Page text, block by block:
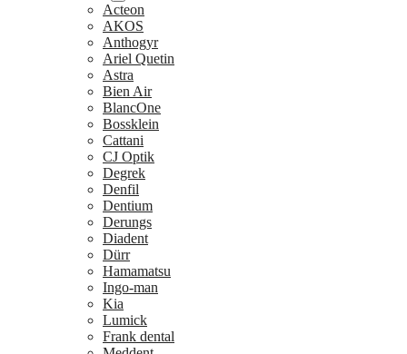
Acteon
AKOS
Anthogyr
Ariel Quetin
Astra
Bien Air
BlancOne
Bossklein
Cattani
CJ Optik
Degrek
Denfil
Dentium
Derungs
Diadent
Dürr
Hamamatsu
Ingo-man
Kia
Lumick
Frank dental